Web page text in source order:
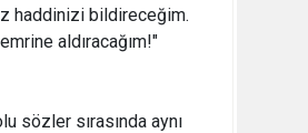
haddinizi bildireceğim.
aldıracağım!"
sözler sırasında aynı